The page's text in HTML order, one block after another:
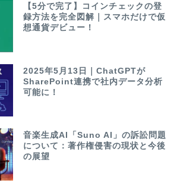
【5分で完了】コインチェックの登
録方法を完全図解｜スマホだけで仮
想通貨デビュー！
2025年5月13日｜ChatGPTが
SharePoint連携で社内データ分析
可能に！
音楽生成AI「Suno AI」の訴訟問題
について：著作権侵害の現状と今後
の展望